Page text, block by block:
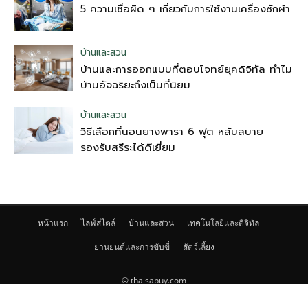
5 ความเชื่อผิด ๆ เกี่ยวกับการใช้งานเครื่องซักผ้า
บ้านและสวน
บ้านและการออกแบบที่ตอบโจทย์ยุคดิจิทัล ทำไม
บ้านอัจฉริยะถึงเป็นที่นิยม
บ้านและสวน
วิธีเลือกที่นอนยางพารา 6 ฟุต หลับสบาย
รองรับสรีระได้ดีเยี่ยม
หน้าแรก ไลฟ์สไตล์ บ้านและสวน เทคโนโลยีและดิจิทัล
ยานยนต์และการขับขี่ สัตว์เลี้ยง
© thaisabuy.com